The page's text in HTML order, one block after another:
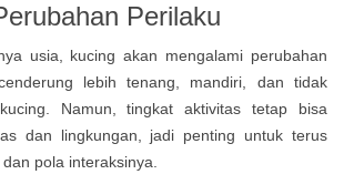
Perilaku
usia, kucing akan mengalami perubahan
lebih tenang, mandiri, dan tidak
Namun, tingkat aktivitas tetap bisa
dan lingkungan, jadi penting untuk terus
pola interaksinya.